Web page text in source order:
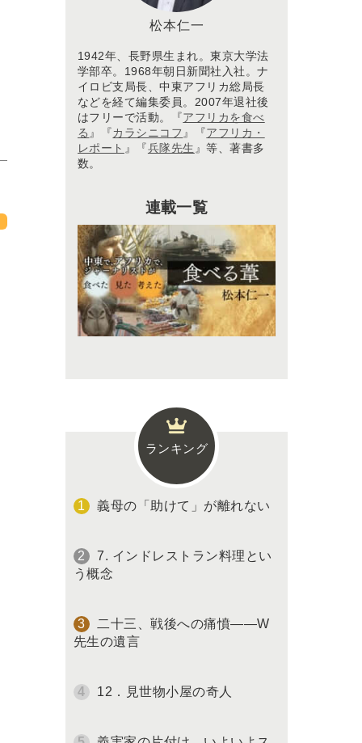
松本仁一
1942年、長野県生まれ。東京大学法
学部卒。1968年朝日新聞社入社。ナ
イロビ支局長、中東アフリカ総局長
などを経て編集委員。2007年退社後
はフリーで活動。『アフリカを食べ
る 』『カラシニコフ 』『アフリカ・
レポート 』『兵隊先生 』等、著書多
数。
連載一覧
ランキング
義母の「助けて」が離れない
7. インドレストラン料理とい
う概念
二十三、戦後への痛憤――W
先生の遺言
12．見世物小屋の奇人